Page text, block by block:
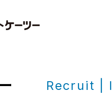
Recruit |